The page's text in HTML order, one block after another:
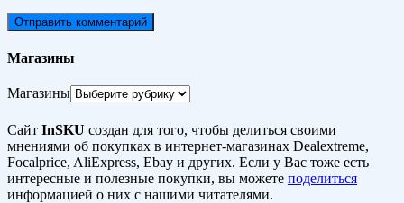
Магазины
Магазины
Сайт InSKU создан для того, чтобы делиться своими
мнениями об покупках в интернет-магазинах Dealextreme,
Focalprice, AliExpress, Ebay и других. Если у Вас тоже есть
интересные и полезные покупки, вы можете поделиться
информацией о них с нашими читателями.